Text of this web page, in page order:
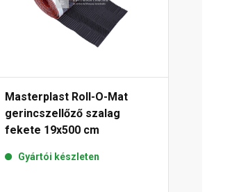
Masterplast Roll-O-Mat
gerincszellőző szalag
fekete 19x500 cm
Gyártói készleten